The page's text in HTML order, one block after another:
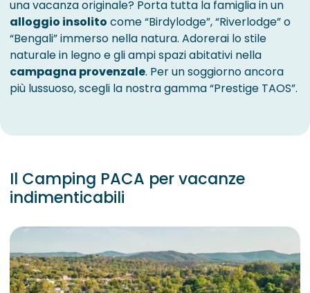
una vacanza originale? Porta tutta la famiglia in un
alloggio insolito come “Birdylodge”, “Riverlodge” o
“Bengali” immerso nella natura. Adorerai lo stile
naturale in legno e gli ampi spazi abitativi nella
campagna provenzale. Per un soggiorno ancora
più lussuoso, scegli la nostra gamma “Prestige TAOS”.
Il Camping PACA per vacanze
indimenticabili